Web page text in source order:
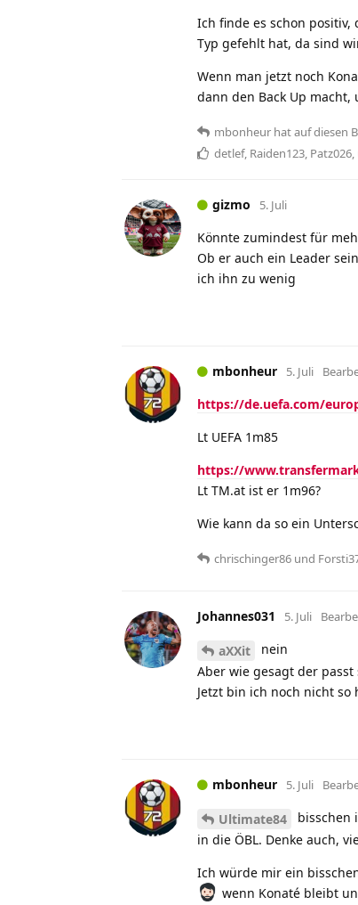
Ich finde es schon
Typ gefehlt hat, da sind
Wenn man jetzt noch
dann den Back Up macht,
mbonheur hatauf diesen
detlef, Raiden123, Patz026
gizmo 5. Juli
Könnte zumindest für
Ob er auch ein Leader
ich ihn zu wenig
mbonheur 5. Juli
https://de.uefa.com/
Lt UEFA 1m85
https://
Lt TM.at ist er 1m96?
Wie kann da so ein
chrischinger86 und
Johannes031 5. Juli
aXXit
nein
Aber wie gesagt der
Jetzt bin ich noch nicht
mbonheur 5. Juli
Ultimate84
bisschen
in die ÖBL. Denke auch,
Ich würde mir ein
wenn Konaté bleibt